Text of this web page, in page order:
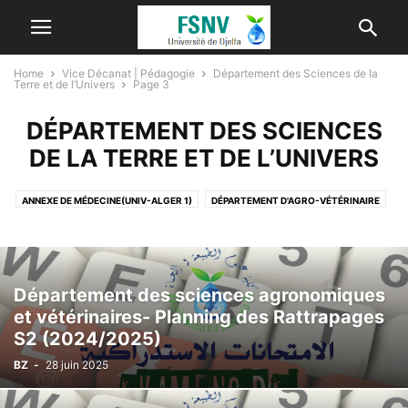
Home Vice Décanat | Pédagogie
Département des Sciences de la
Terre et de l’Univers
Page 3
DÉPARTEMENT DES SCIENCES
DE LA TERRE ET DE L’UNIVERS
ANNEXE DE MÉDECINE(UNIV-ALGER 1) DÉPARTEMENT D'AGRO-VÉTÉRINAIRE
DÉPARTEMENT DES SCIENCES DE LA TERRE ET DE L’UNIVERS
TRONC COMMUN
Département des sciences agronomiques
et vétérinaires- Planning des Rattrapages
S2 (2024/2025)
BZ - 28 juin 2025